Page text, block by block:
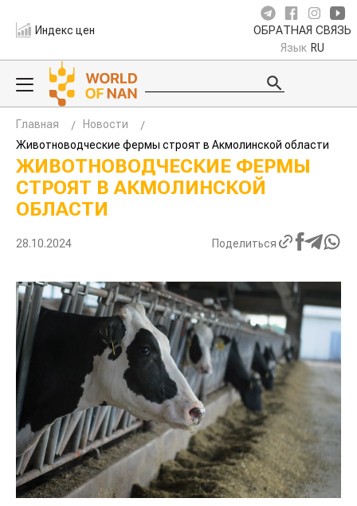
Индекс цен ОБРАТНАЯ СВЯЗЬ
Язык RU
Главная
Новости
Животноводческие фермы строят в Акмолинской области
ЖИВОТНОВОДЧЕСКИЕ ФЕРМЫ
СТРОЯТ В АКМОЛИНСКОЙ
ОБЛАСТИ
28.10.2024 Поделиться